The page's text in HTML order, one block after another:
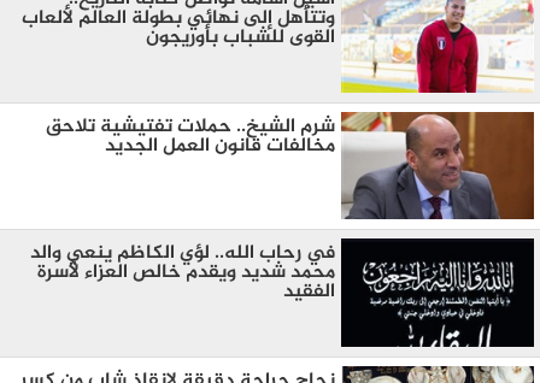
وتتأهل إلى نهائي بطولة العالم لألعاب
القوى للشباب بأوريجون
شرم الشيخ.. حملات تفتيشية تلاحق
مخالفات قانون العمل الجديد
في رحاب الله.. لؤي الكاظم ينعي والد
محمد شديد ويقدم خالص العزاء لأسرة
الفقيد